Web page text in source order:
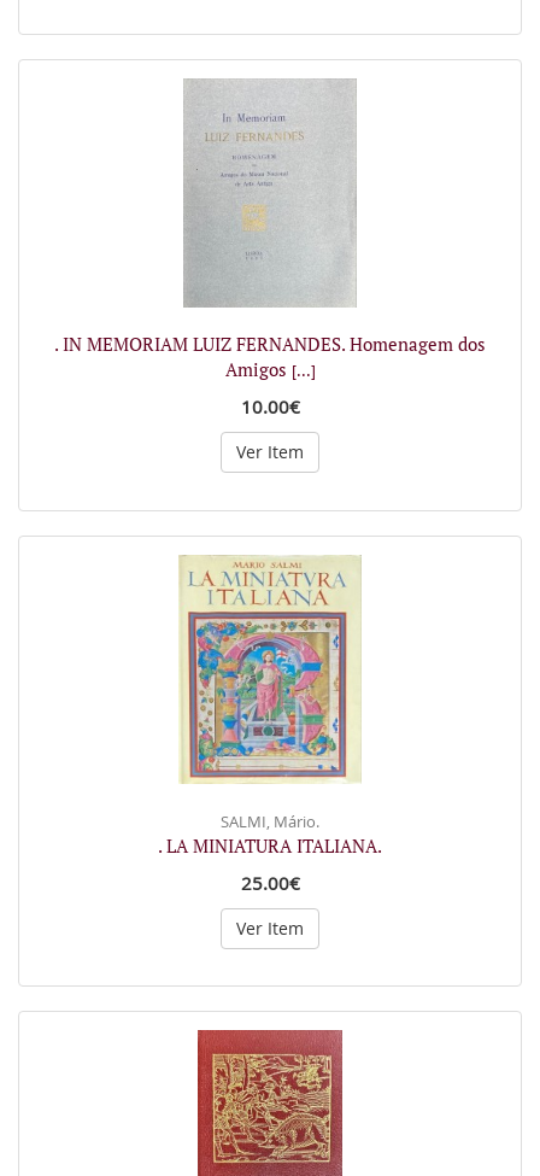
. IN MEMORIAM LUIZ FERNANDES. Homenagem dos
Amigos [...]
10.00€
Ver Item
SALMI, Mário.
. LA MINIATURA ITALIANA.
25.00€
Ver Item